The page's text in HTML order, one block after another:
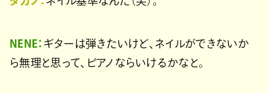
NENE： ギターは弾きたいけど、ネイルができないか
ら無理と思って、ピアノならいけるかなと。